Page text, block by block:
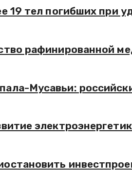
19 тел погибших при
рафинированной
Мусавьи: